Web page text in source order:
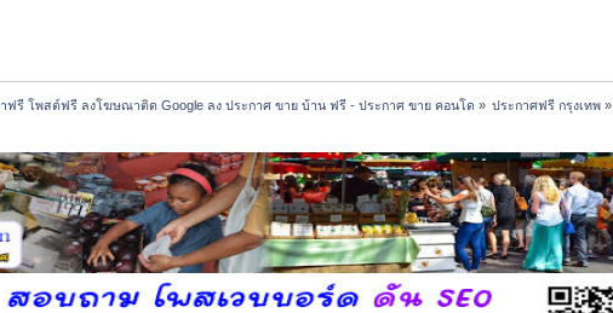
ฟรี โพสต์ฟรี ลงโฆษณาติด Google ลง ประกาศ ขาย บ้าน ฟรี - ประกาศ ขาย คอนโด » ประกาศฟรี กรุงเทพ»